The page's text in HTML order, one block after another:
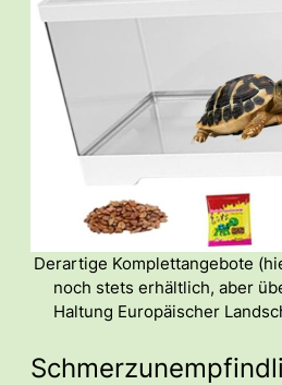
Derartige Komplettangebote
noch stets erhältlich, aber
Haltung Europäischer